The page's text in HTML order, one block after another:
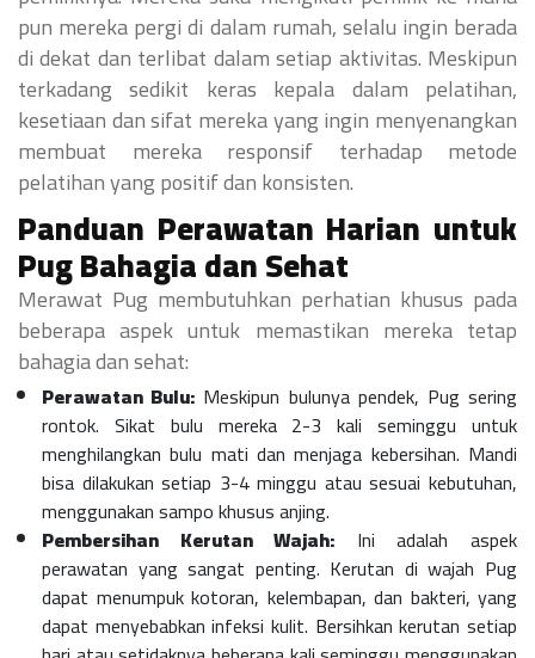
pun mereka pergi di dalam rumah, selalu ingin berada
di dekat dan terlibat dalam setiap aktivitas. Meskipun
terkadang sedikit keras kepala dalam pelatihan,
kesetiaan dan sifat mereka yang ingin menyenangkan
membuat mereka responsif terhadap metode
pelatihan yang positif dan konsisten.
Panduan Perawatan Harian untuk
Pug Bahagia dan Sehat
Merawat Pug membutuhkan perhatian khusus pada
beberapa aspek untuk memastikan mereka tetap
bahagia dan sehat:
Perawatan Bulu: Meskipun bulunya pendek, Pug sering
rontok. Sikat bulu mereka 2-3 kali seminggu untuk
menghilangkan bulu mati dan menjaga kebersihan. Mandi
bisa dilakukan setiap 3-4 minggu atau sesuai kebutuhan,
menggunakan sampo khusus anjing.
Pembersihan Kerutan Wajah: Ini adalah aspek
perawatan yang sangat penting. Kerutan di wajah Pug
dapat menumpuk kotoran, kelembapan, dan bakteri, yang
dapat menyebabkan infeksi kulit. Bersihkan kerutan setiap